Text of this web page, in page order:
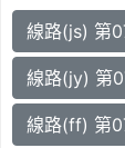
線路(js) 第
線路(jy) 第
線路(ff) 第